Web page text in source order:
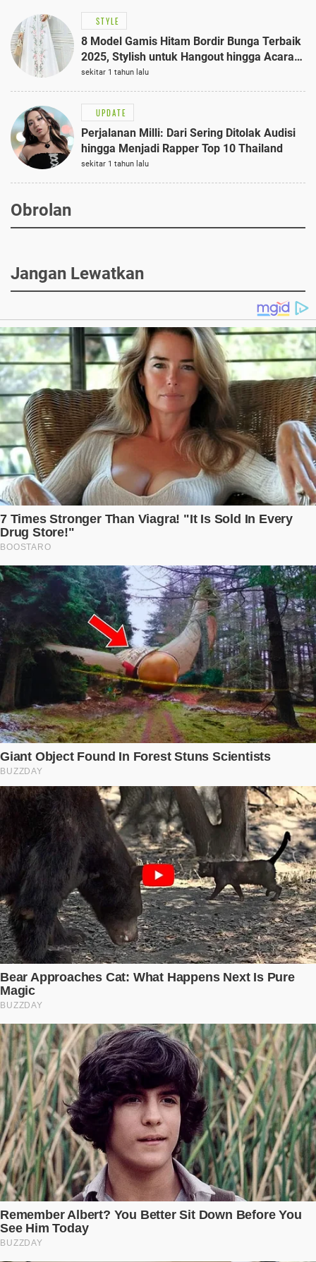
STYLE
8 Model Gamis Hitam Bordir Bunga Terbaik
2025, Stylish untuk Hangout hingga Acara
Semi-Formal
sekitar 1 tahun lalu
UPDATE
Perjalanan Milli: Dari Sering Ditolak Audisi
hingga Menjadi Rapper Top 10 Thailand
sekitar 1 tahun lalu
Obrolan
Jangan Lewatkan